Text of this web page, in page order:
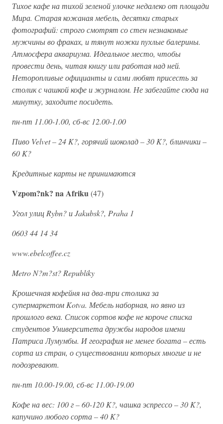
Тихое кафе на тихой зеленой улочке недалеко от площади
Мира. Старая кожаная мебель, десятки старых
фотографий: строго смотрят со стен незнакомые
мужчины во фраках, и тянут ножки пухлые балерины.
Атмосфера аквариума. Идеальное место, чтобы
провести день, читая книгу или работая над ней.
Неторопливые официанты и сами любят присесть за
столик с чашкой кофе и журналом. Не забегайте сюда на
минутку, заходите посидеть.
пн-пт 11.00-1.00, сб-вс 12.00-1.00
Пиво Velvet – 24 K?, горячий шоколад – 30 K?, блинчики –
60 K?
Кредитные карты не принимаются
Vzpom?nk? na Afriku(47)
Угол улиц Rybn? и Jakubsk?, Praha 1
0603 44 14 34
www.ebelcoffee.cz
Metro N?m?st? Republiky
Крошечная кофейня на два-три столика за
супермаркетом Kotva. Мебель наборная, но явно из
прошлого века. Список сортов кофе не короче списка
студентов Университета дружбы народов имени
Патриса Лумумбы. И география не менее богата – есть
сорта из стран, о существовании которых многие и не
подозревают.
пн-пт 10.00-19.00, сб-вс 11.00-19.00
Кофе на вес: 100 г – 60-120 K?, чашка эспрессо – 30 K?,
капучино любого сорта – 40 K?